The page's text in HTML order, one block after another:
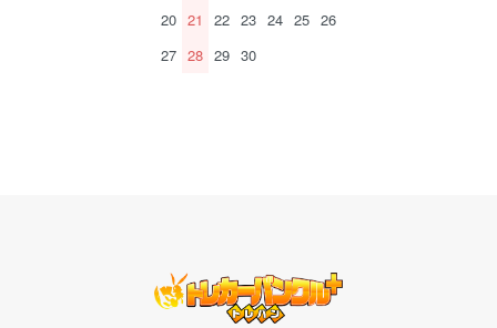
20 21 22 23 24 25 26
27 28 29 30